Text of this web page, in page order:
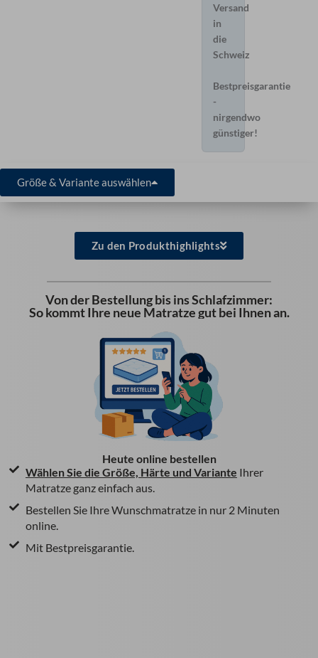
Versand
in
die
Schweiz
Bestpreisgarantie
-
nirgendwo
günstiger!
Größe & Variante auswählen
Zu den Produkthighlights
Von der Bestellung bis ins Schlafzimmer:
So kommt Ihre neue Matratze gut bei Ihnen an.
Heute online bestellen
Wählen Sie die Größe, Härte und Variante Ihrer
Matratze ganz einfach aus.
Bestellen Sie Ihre Wunschmatratze in nur 2 Minuten
online.
Mit Bestpreisgarantie.